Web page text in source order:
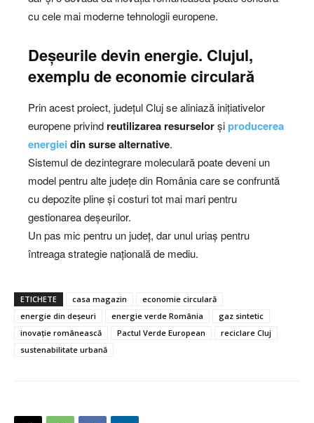
cu cele mai moderne tehnologii europene.
Deșeurile devin energie. Clujul,
exemplu de economie circulară
Prin acest proiect, județul Cluj se aliniază inițiativelor
europene privind reutilizarea resurselorșiproducerea
energiei din surse alternative.
Sistemul de dezintegrare moleculară poate deveni un
model pentru alte județe din România care se confruntă
cu depozite pline și costuri tot mai mari pentru
gestionarea deșeurilor.
Un pas mic pentru un județ, dar unul uriaș pentru
întreaga strategie națională de mediu.
ETICHETE casa magazin
economie circulară
energie din deșeuri
energie verde România
gaz sintetic
inovație românească
Pactul Verde European
reciclare Cluj
sustenabilitate urbană